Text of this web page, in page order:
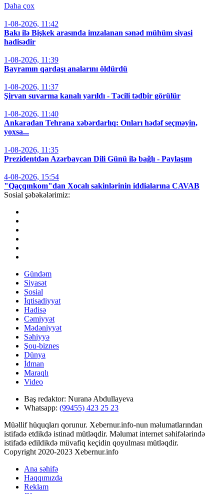
Daha çox
1-08-2026, 11:42
Bakı ilə Bişkek arasında imzalanan sənəd mühüm siyasi
hadisədir
1-08-2026, 11:39
Bayramın qardaşı analarını öldürdü
1-08-2026, 11:37
Şirvan suvarma kanalı yarıldı - Təcili tədbir görülür
1-08-2026, 11:40
Ankaradan Tehrana xəbərdarlıq: Onları hədəf seçməyin,
yoxsa...
1-08-2026, 11:35
Prezidentdən Azərbaycan Dili Günü ilə bağlı - Paylaşım
4-08-2026, 15:54
"Qaçqınkom"dan Xocalı sakinlərinin iddialarına CAVAB
Sosial şəbəkələrimiz:
Gündəm
Siyasət
Sosial
İqtisadiyyat
Hadisə
Cəmiyyət
Mədəniyyət
Səhiyyə
Şou-biznes
Dünya
İdman
Maraqlı
Video
Baş redaktor: Nuranə Abdullayeva
Whatsapp: (99455) 423 25 23
Müəllif hüquqları qorunur. Xebernur.info-nun məlumatlarından
istifadə etdikdə istinad mütləqdir. Məlumat internet səhifələrində
istifadə edildikdə müvafiq keçidin qoyulması mütləqdir.
Copyright 2020-2023 Xebernur.info
Ana səhifə
Haqqımızda
Reklam